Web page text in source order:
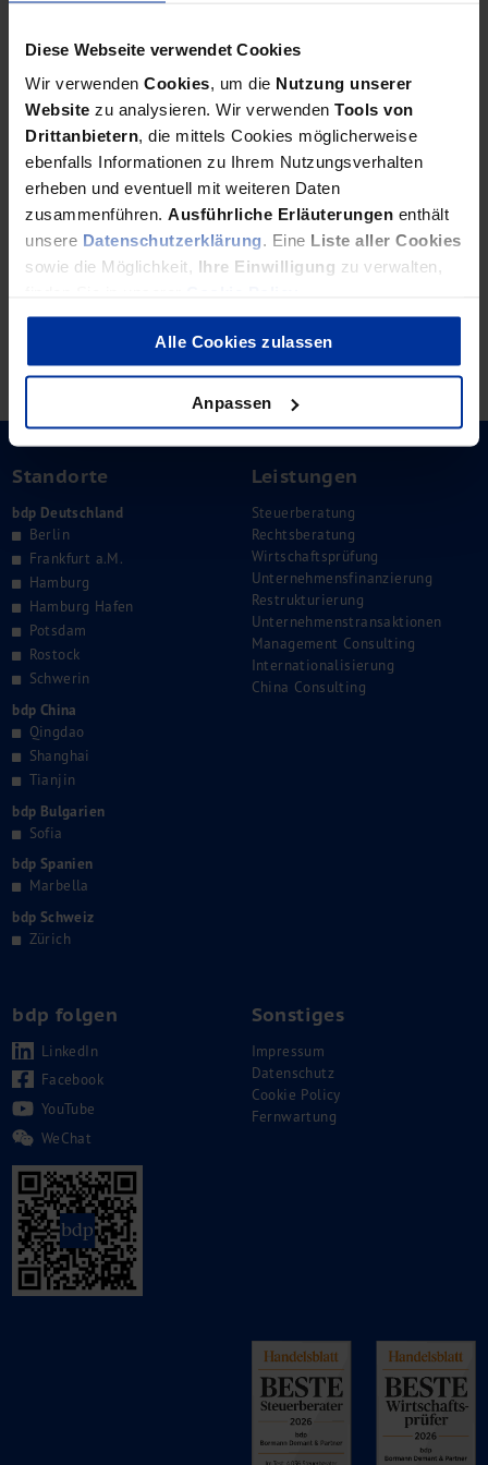
Diese Webseite verwendet Cookies
Wir verwenden Cookies, um die Nutzung unserer
Website zu analysieren. Wir verwenden Tools von
Drittanbietern, die mittels Cookies möglicherweise
ebenfalls Informationen zu Ihrem Nutzungsverhalten
erheben und eventuell mit weiteren Daten
zusammenführen. Ausführliche Erläuterungen enthält
unsere Datenschutzerklärung. Eine Liste aller Cookies
sowie die Möglichkeit, Ihre Einwilligung zu verwalten,
Alle Cookies zulassen
Anpassen
bdp aktuell erscheint auch als monatlicher E-Mail-Newsletter.
Newsletter bestellen
bdp China Newsletter
Bestellen Sie hier unseren E-Mail-Newsletter mit Schwerpunkt
China-Investitionen.
Foto © Dave Z - Shutterstock
Standorte
bdp Deutschland
Berlin
Frankfurt a.M.
Hamburg
Hamburg Hafen
Potsdam
Rostock
Schwerin
bdp China
Qingdao
Shanghai
Tianjin
bdp Bulgarien
Sofia
bdp Spanien
Marbella
bdp Schweiz
Zürich
Leistungen
Steuerberatung
Rechtsberatung
Wirtschaftsprüfung
Unternehmensfinanzierung
Restrukturierung
Unternehmenstransaktionen
Management Consulting
Internationalisierung
China Consulting
bdp folgen
LinkedIn
Facebook
YouTube
WeChat
Sonstiges
Impressum
Datenschutz
Cookie Policy
Fernwartung